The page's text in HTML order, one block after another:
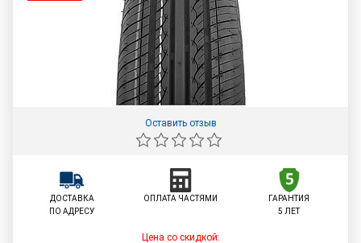
Оставить отзыв
ДОСТАВКА
ПО АДРЕСУ
ОПЛАТА ЧАСТЯМИ
ГАРАНТИЯ
5 ЛЕТ
Цена со скидкой: